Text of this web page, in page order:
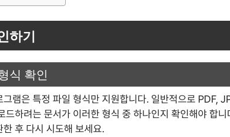
하기
식 확인
그램은 특정 파일 형식만 지원합니다. 일반적으로 PDF,
드하려는 문서가 이러한 형식 중 하나인지 확인해야 합
후 다시 시도해 보세요.